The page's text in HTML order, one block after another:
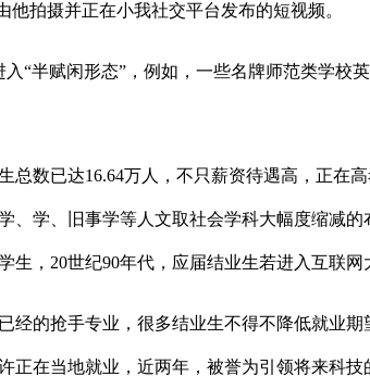
拍摄并正在小我社交平台发布的短视频。
赋闲形态”，例如，一些名牌师范类学校
数已达16.64万人，不只薪资待遇高，正在
学、旧事学等人文取社会学科大幅度缩减
，20世纪90年代，应届结业生若进入互联
抢手专业，很多结业生不得不降低就业期
在当地就业，近两年，被誉为引领将来科技